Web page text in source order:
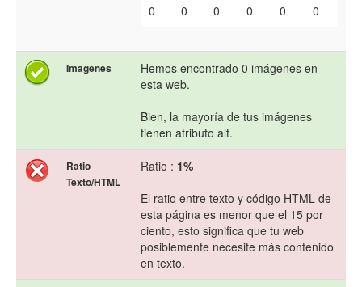
0 0 0 0 0 0
Imagenes
Hemos encontrado 0 imágenes en
esta web.
Bien, la mayoría de tus imágenes
tienen atributo alt.
Ratio
Texto/HTML
Ratio : 1%
El ratio entre texto y código HTML de
esta página es menor que el 15 por
ciento, esto significa que tu web
posiblemente necesite más contenido
en texto.